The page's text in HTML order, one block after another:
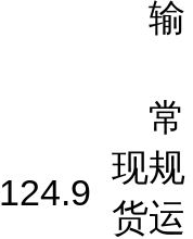
输
124.9
现
货
常
规
运